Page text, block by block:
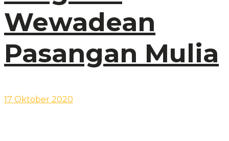
Wewadean
Pasangan Mulia
17 Oktober 2020